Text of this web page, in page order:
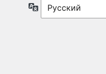
Язык